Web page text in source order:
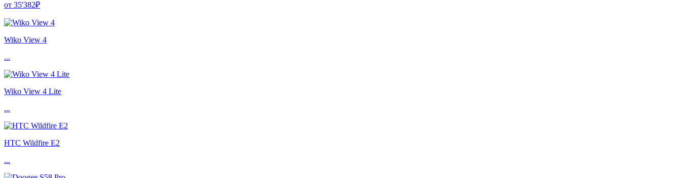
от 35'382₽
Wiko View 4
...
Wiko View 4 Lite
...
HTC Wildfire E2
...